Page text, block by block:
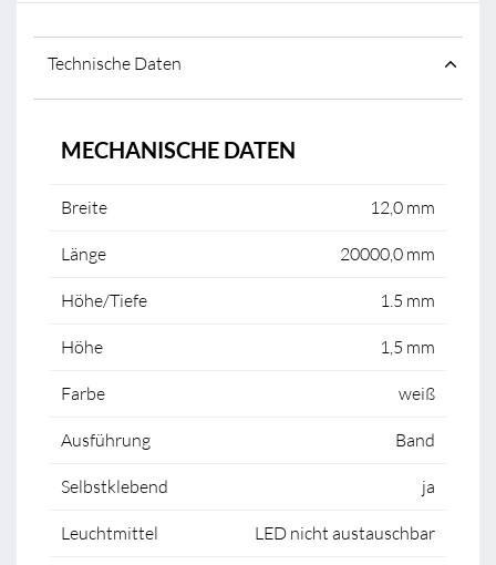
Technische Daten
MECHANISCHE DATEN
Breite 12,0 mm
Länge 20000,0 mm
Höhe/Tiefe 1.5 mm
Höhe 1,5 mm
Farbe weiß
Ausführung Band
Selbstklebend ja
Leuchtmittel LED nicht austauschbar